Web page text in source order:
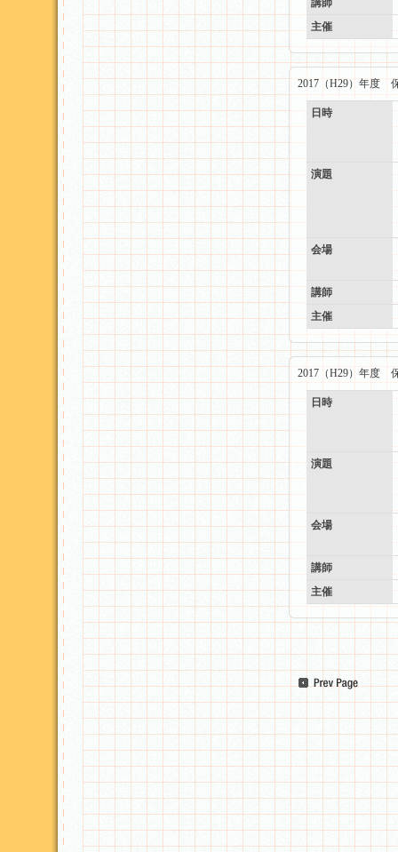
講師
主催
2017（H29）年度
日時
演題
会場
講師
主催
2017（H29）年度
日時
演題
会場
講師
主催